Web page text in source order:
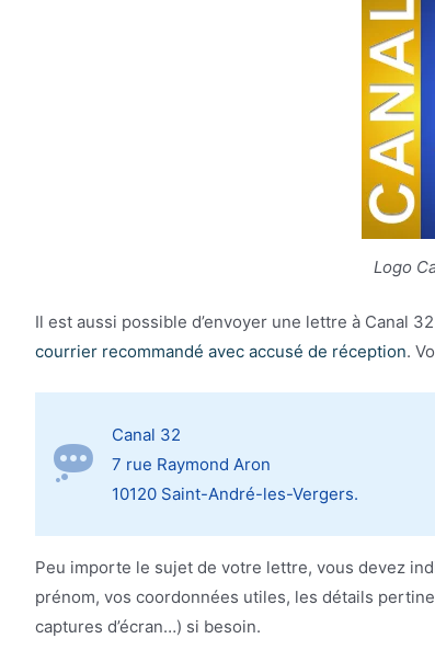
Logo
Il est aussi possible d’envoyer une lettre à Canal
courrier recommandé avec accusé de réception.
Canal 32
7 rue Raymond Aron
10120 Saint-André-les-Vergers.
Peu importe le sujet de votre lettre, vous devez
prénom, vos coordonnées utiles, les détails
captures d’écran…) si besoin.